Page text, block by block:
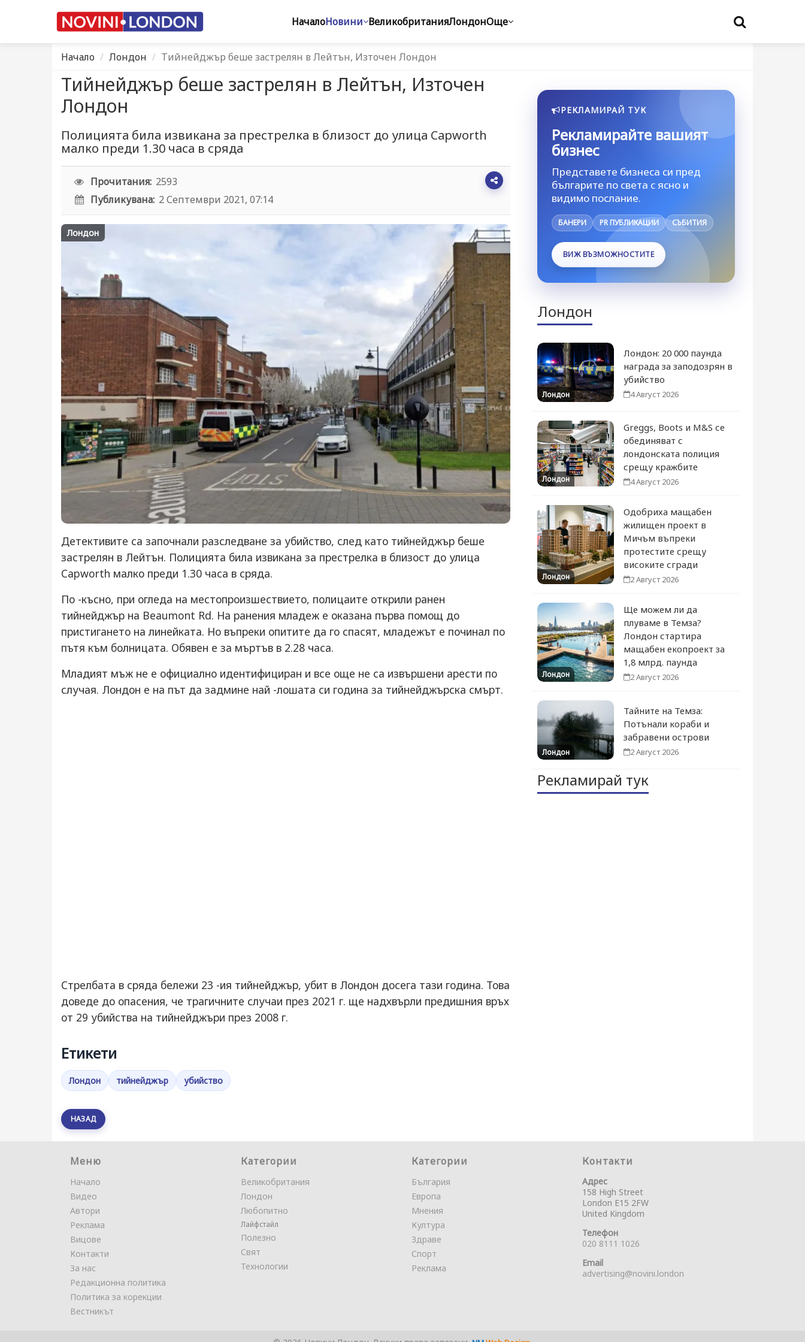
НачалоНовини ВеликобританияЛондонОще
Начало Лондон Тийнейджър беше застрелян в Лейтън, Източен Лондон
Тийнейджър беше застрелян в Лейтън, Източен
Лондон
Полицията била извикана за престрелка в близост до улица Capworth
малко преди 1.30 часа в сряда
Прочитания: 2593
Публикувана: 2 Септември 2021, 07:14
Лондон
Детективите са започнали разследване за убийство, след като тийнейджър беше
застрелян в Лейтън. Полицията била извикана за престрелка в близост до улица
Capworth малко преди 1.30 часа в сряда.
По -късно, при огледа на местопроизшествието, полицаите открили ранен
тийнейджър на Beaumont Rd. На ранения младеж е оказана първа помощ до
пристигането на линейката. Но въпреки опитите да го спасят, младежът е починал по
пътя към болницата. Обявен е за мъртъв в 2.28 часа.
Младият мъж не е официално идентифициран и все още не са извършени арести по
случая. Лондон е на път да задмине най -лошата си година за тийнейджърска смърт.
Стрелбата в сряда бележи 23 -ия тийнейджър, убит в Лондон досега тази година. Това
доведе до опасения, че трагичните случаи през 2021 г. ще надхвърли предишния връх
от 29 убийства на тийнейджъри през 2008 г.
Етикети
Лондон тийнейджър убийство
НАЗАД
РЕКЛАМИРАЙ ТУК
Рекламирайте вашият
бизнес
Представете бизнеса си пред
българите по света с ясно и
видимо послание.
БАНЕРИ PR ПУБЛИКАЦИИ СЪБИТИЯ
ВИЖ ВЪЗМОЖНОСТИТЕ
Лондон
Лондон
Лондон: 20 000 паунда
награда за заподозрян в
убийство
4 Август 2026
Лондон
Greggs, Boots и M&S се
обединяват с
лондонската полиция
срещу кражбите
4 Август 2026
Лондон
Одобриха мащабен
жилищен проект в
Мичъм въпреки
протестите срещу
високите сгради
2 Август 2026
Лондон
Ще можем ли да
плуваме в Темза?
Лондон стартира
мащабен екопроект за
1,8 млрд. паунда
2 Август 2026
Лондон
Тайните на Темза:
Потънали кораби и
забравени острови
2 Август 2026
Рекламирай тук
Меню
Начало
Видео
Автори
Реклама
Вицове
Контакти
За нас
Редакционна политика
Политика за корекции
Вестникът
Категории
Великобритания
Лондон
Любопитно
Лайфстайл
Полезно
Свят
Технологии
Категории
България
Европа
Мнения
Култура
Здраве
Спорт
Реклама
Контакти
Адрес
158 High Street
London E15 2FW
United Kingdom
Телефон
020 8111 1026
Email
advertising@novini.london